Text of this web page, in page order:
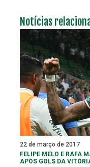
Notícias
22 de março de 2017
FELIPE MELO E RAFA
APÓS GOLS DA